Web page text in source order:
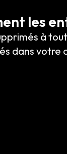
les
à
dans